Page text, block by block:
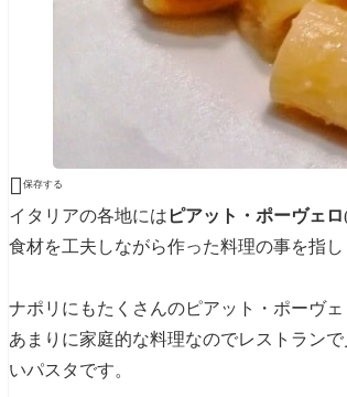
 保存する
イタリアの各地には ピアット・ポーヴェロ
食材を工夫しながら作った料理の事を指し
ナポリにもたくさんのピアット・ポーヴ
あまりに家庭的な料理なのでレストラン
いパスタです。